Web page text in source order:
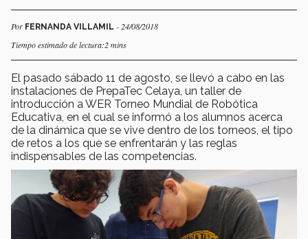
Por FERNANDA VILLAMIL - 24/08/2018
Tiempo estimado de lectura:2 mins
El pasado sábado 11 de agosto, se llevó a cabo en las
instalaciones de PrepaTec Celaya, un taller de
introducción a WER Torneo Mundial de Robótica
Educativa, en el cual se informó a los alumnos acerca
de la dinámica que se vive dentro de los torneos, el tipo
de retos a los que se enfrentarán y las reglas
indispensables de las competencias.